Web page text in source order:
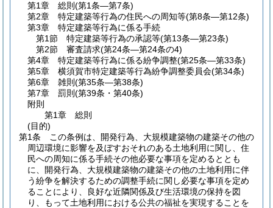
第1章
総則 (第1条―第7条)
第2章
特定建築等行為の住民への周知等(第8条―第12条)
第3章
特定建築等行為に係る手続
第1節
特定建築等行為の承認等(第13条―第23条)
第2節
審査請求(第24条―第24条の4)
第4章
特定建築等行為に係る紛争調整(第25条―第33条)
第5章
横須賀市特定建築等行為紛争調整委員会(第34条)
第6章
雑則 (第35条―第38条)
第7章
罰則 (第39条・第40条)
附則
第1章
総則
(目的)
第1条
この条例は、開発行為、大規模建築物の建築その他の
周辺環境に影響を及ぼすおそれのある土地利用に関し、住
民への周知に係る手続その他必要な事項を定めるととも
に、開発行為、大規模建築物の建築その他の土地利用に伴
う紛争を解決するための調整手続に関し必要な事項を定め
ることにより、良好な近隣関係及び生活環境の保持を図
り、もって土地利用における公共の福祉を実現することを